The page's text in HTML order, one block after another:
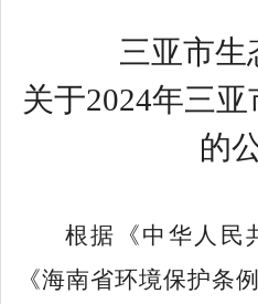
三亚市生
关于2024年三
的
根据《中华人民
《海南省环境保护条